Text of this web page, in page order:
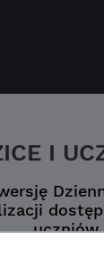
I
uczniów.